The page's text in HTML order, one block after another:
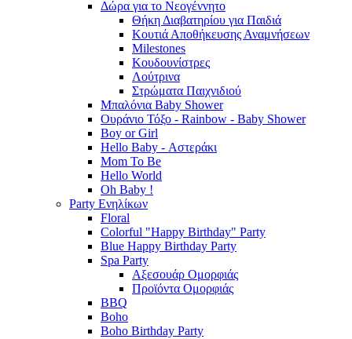
Δώρα για το Νεογέννητο
Θήκη Διαβατηρίου για Παιδιά
Κουτιά Αποθήκευσης Αναμνήσεων
Milestones
Κουδουνίστρες
Λούτρινα
Στρώματα Παιχνιδιού
Μπαλόνια Baby Shower
Ουράνιο Τόξο - Rainbow - Baby Shower
Boy or Girl
Hello Baby - Αστεράκι
Mom To Be
Hello World
Oh Baby !
Party Ενηλίκων
Floral
Colorful "Happy Birthday" Party
Blue Happy Birthday Party
Spa Party
Αξεσουάρ Ομορφιάς
Προϊόντα Ομορφιάς
BBQ
Boho
Boho Birthday Party